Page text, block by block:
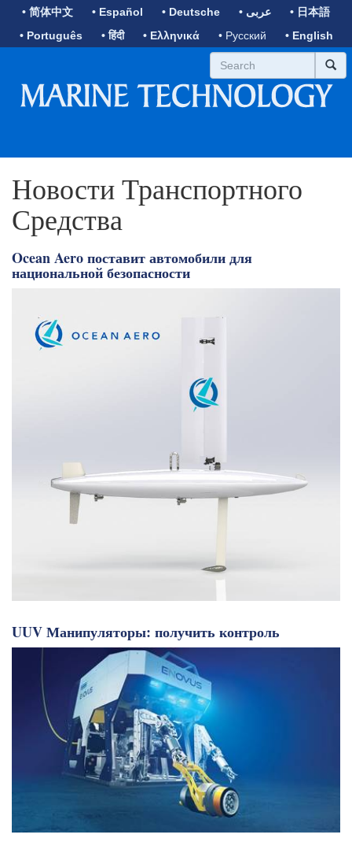
• 简体中文 • Español • Deutsche • عربى
• 日本語
• Português
• हिंदी • Ελληνικά • Русский • English
Новости Транспортного
Средства
Ocean Aero поставит автомобили для
национальной безопасности
UUV Манипуляторы: получить контроль